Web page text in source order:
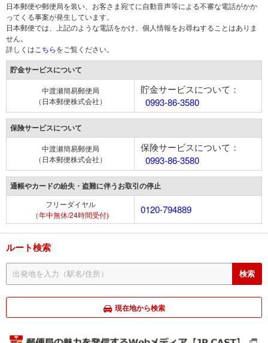
日本郵便や郵便局を装い、お客さま宛てに自動音声等による不審な電話がかか
ってくる事案が発生しています。
日本郵便では、上記のような電話をかけ、個人情報をお尋ねすることはありま
せん。
詳しくは こちらをご覧ください。
貯金サービスについて
中渡瀬簡易郵便局
（日本郵便株式会社）
貯金サービスについて：
0993-86-3580
保険サービスについて
中渡瀬簡易郵便局
（日本郵便株式会社）
保険サービスについて：
0993-86-3580
通帳やカードの紛失・盗難に伴うお取引の停止
フリーダイヤル
（年中無休/24時間受付)
0120-794889
ルート検索
現在地から検索